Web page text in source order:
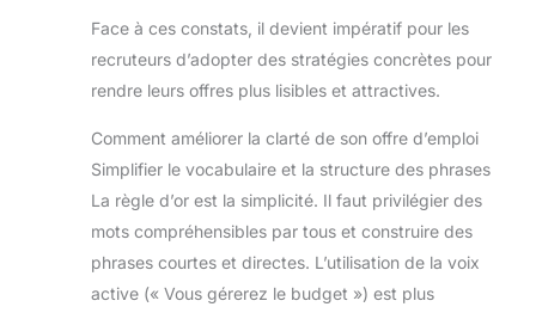
Face à ces constats, il devient impératif pour les
recruteurs d’adopter des stratégies concrètes pour
rendre leurs offres plus lisibles et attractives.
Comment améliorer la clarté de son offre d’emploi
Simplifier le vocabulaire et la structure des phrases
La règle d’or est la simplicité. Il faut privilégier des
mots compréhensibles par tous et construire des
phrases courtes et directes. L’utilisation de la voix
active (« Vous gérerez le budget ») est plus